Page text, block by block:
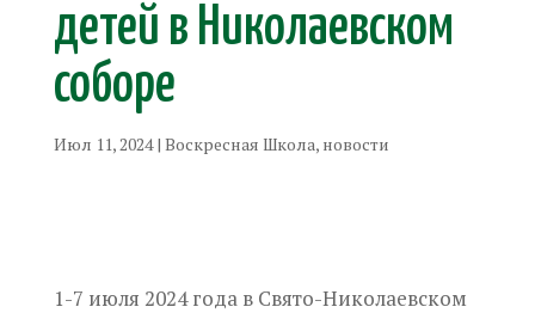
детей в Николаевском
соборе
Июл 11, 2024| Воскресная Школа, новости
1-7 июля 2024 года в Свято-Николаевском